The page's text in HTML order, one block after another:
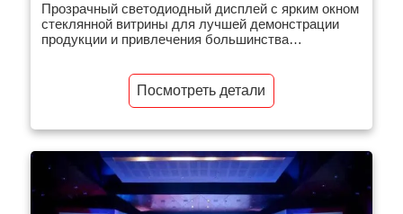
Прозрачный светодиодный дисплей с ярким окном
стеклянной витрины для лучшей демонстрации
продукции и привлечения большинства
Посмотреть детали